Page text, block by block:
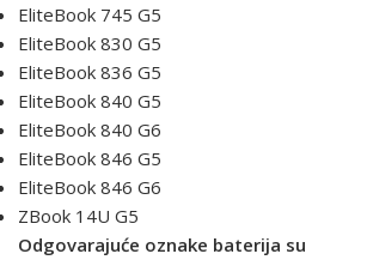
EliteBook 745 G5
EliteBook 830 G5
EliteBook 836 G5
EliteBook 840 G5
EliteBook 840 G6
EliteBook 846 G5
EliteBook 846 G6
ZBook 14U G5
Odgovarajuće oznake baterija su